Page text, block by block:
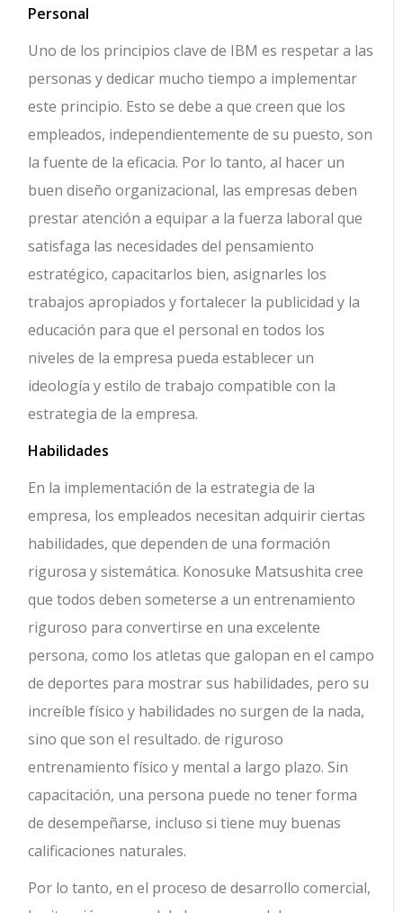
Personal
Uno de los principios clave de IBM es respetar a las
personas y dedicar mucho tiempo a implementar
este principio. Esto se debe a que creen que los
empleados, independientemente de su puesto, son
la fuente de la eficacia. Por lo tanto, al hacer un
buen diseño organizacional, las empresas deben
prestar atención a equipar a la fuerza laboral que
satisfaga las necesidades del pensamiento
estratégico, capacitarlos bien, asignarles los
trabajos apropiados y fortalecer la publicidad y la
educación para que el personal en todos los
niveles de la empresa pueda establecer un
ideología y estilo de trabajo compatible con la
estrategia de la empresa.
Habilidades
En la implementación de la estrategia de la
empresa, los empleados necesitan adquirir ciertas
habilidades, que dependen de una formación
rigurosa y sistemática. Konosuke Matsushita cree
que todos deben someterse a un entrenamiento
riguroso para convertirse en una excelente
persona, como los atletas que galopan en el campo
de deportes para mostrar sus habilidades, pero su
increíble físico y habilidades no surgen de la nada,
sino que son el resultado. de riguroso
entrenamiento físico y mental a largo plazo. Sin
capacitación, una persona puede no tener forma
de desempeñarse, incluso si tiene muy buenas
calificaciones naturales.
Por lo tanto, en el proceso de desarrollo comercial,